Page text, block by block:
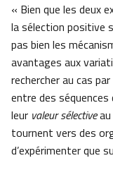
« Bien que les deux
la sélection positive
pas bien les
avantages aux
rechercher au cas
entre des
leur valeur sélectiveau
tournent vers des
d’expérimenter que